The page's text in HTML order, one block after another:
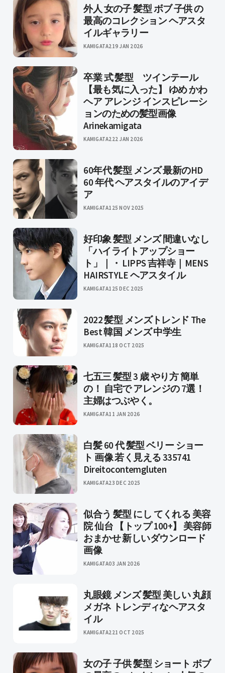
外人 女の子 髪型 ボブ 子供 の
最高のコレクション ヘアスタ
イルギャラリー
KAMIGATA219 JAN 2026
卒業 式 髪型 ツインテール
【最も気に入った】 ゆめ かわ
ヘア アレンジ インスピレーシ
ョンのための髪型画像
Arinekamigata
KAMIGATA222 JAN 2026
60年代 髪型 メンズ 最新のHD
60 年代 ヘアスタイルのアイデ
ア
KAMIGATA1 25 NOV 2025
好印象 髪型 メンズ 間違いなし
「ハイライトアップショー
ト」｜・ LIPPS 吉祥寺｜MENS
HAIRSTYLE ヘアスタイル
KAMIGATA1 25 DEC 2025
2022 髪型 メンズトレンド The
Best 韓国 メンズ 中学生
KAMIGATA1 18 OCT 2025
七五三 髪型 3 歳 やり方 簡単
の！ 自宅で アレンジの 7選！
主婦はつぶやく。
KAMIGATA11 JAN 2026
白髪 60 代 髪型 ベリー ショー
ト 画像 若く見える 335741
Direitocontemgluten
KAMIGATA23 DEC 2025
似合う 髪型 にし てくれる 美容
院 仙台 【トップ 100+】 美容師
おまかせ 新しいダウンロード
画像
KAMIGATA03 JAN 2026
丸眼鏡 メンズ 髪型 美しい 丸顔
メガネ トレンディなヘアスタ
イル
KAMIGATA221 OCT 2025
女の子 子供 髪型 ショート ボブ